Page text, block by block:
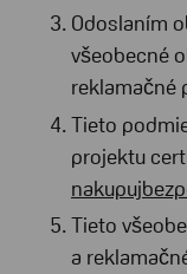
Odoslaním
všeobecné
reklamačné
Tieto
projektu
Tieto
a